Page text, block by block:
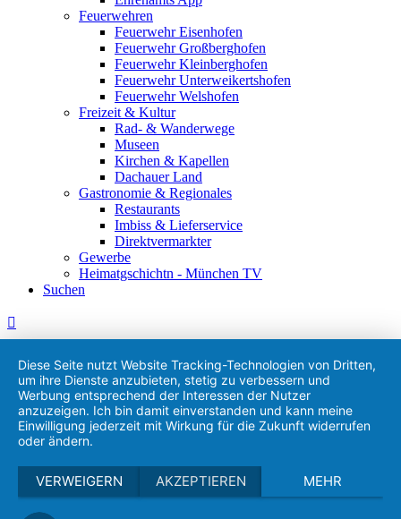
Feuerwehren
Feuerwehr Eisenhofen
Feuerwehr Großberghofen
Feuerwehr Kleinberghofen
Feuerwehr Unterweikertshofen
Feuerwehr Welshofen
Freizeit & Kultur
Rad- & Wanderwege
Museen
Kirchen & Kapellen
Dachauer Land
Gastronomie & Regionales
Restaurants
Imbiss & Lieferservice
Direktvermarkter
Gewerbe
Heimatgschichtn - München TV
Suchen
Diese Seite nutzt Website Tracking-Technologien von Dritten,
um ihre Dienste anzubieten, stetig zu verbessern und
Werbung entsprechend der Interessen der Nutzer
anzuzeigen. Ich bin damit einverstanden und kann meine
Einwilligung jederzeit mit Wirkung für die Zukunft widerrufen
oder ändern.
VERWEIGERN AKZEPTIEREN MEHR